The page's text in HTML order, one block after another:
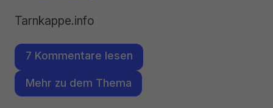
Tarnkappe.info
7 Kommentare lesen
Mehr zu dem Thema